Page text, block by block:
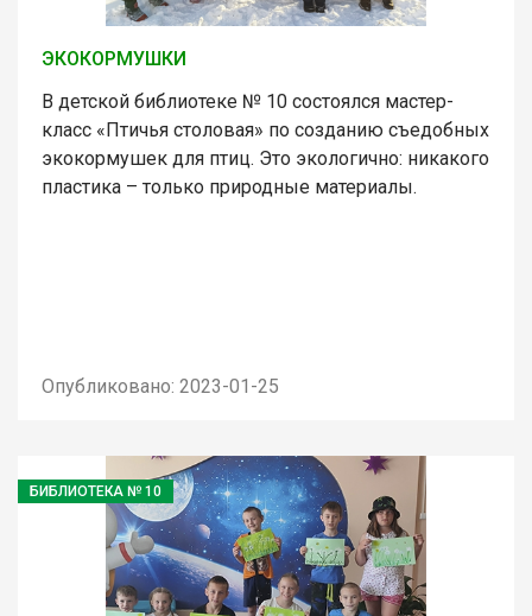
ЭКОКОРМУШКИ
В детской библиотеке № 10 состоялся мастер-
класс «Птичья столовая» по созданию съедобных
экокормушек для птиц. Это экологично: никакого
пластика – только природные материалы.
Опубликовано: 2023-01-25
БИБЛИОТЕКА № 10